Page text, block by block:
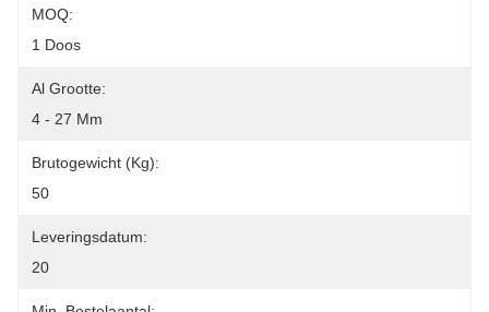
MOQ:
1 Doos
Al Grootte:
4 - 27 Mm
Brutogewicht (kg):
50
Leveringsdatum:
20